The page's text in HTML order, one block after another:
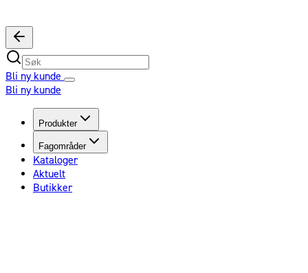
Bli ny kunde
Bli ny kunde
Produkter
Fagområder
Kataloger
Aktuelt
Butikker